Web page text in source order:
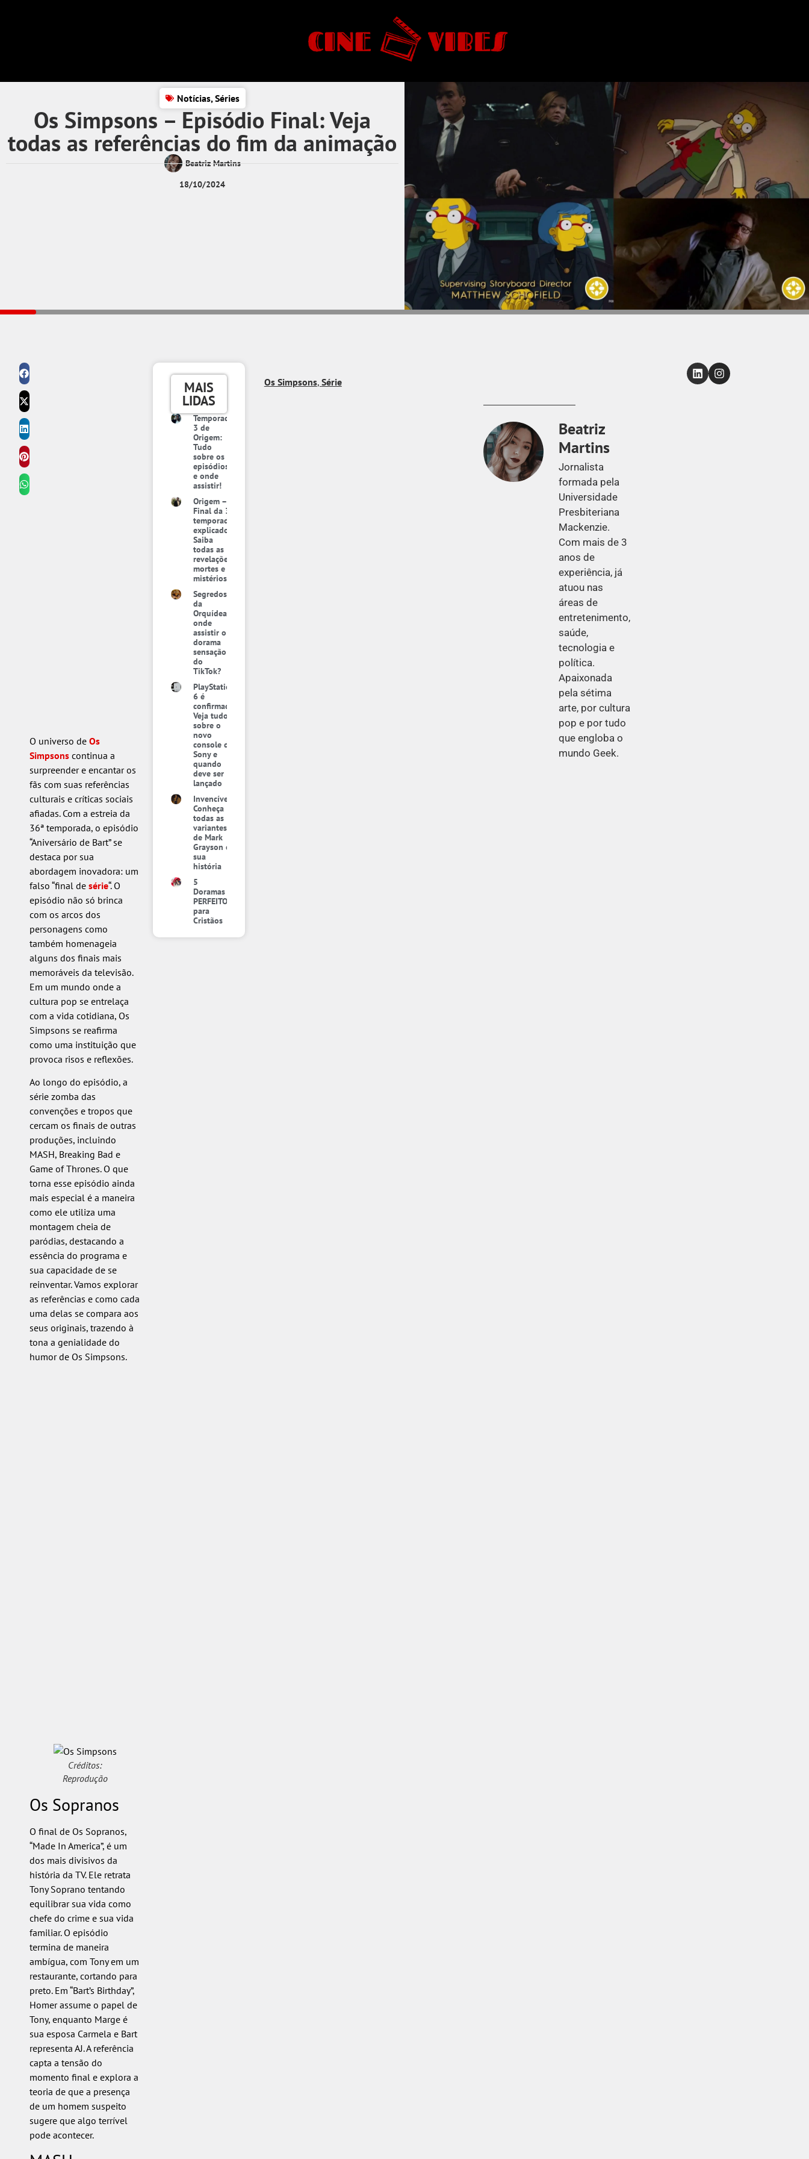
Notícias,Séries
Os Simpsons – Episódio Final: Veja
todas as referências do fim da animação
Beatriz Martins
18/10/2024
O universo de Os
Simpsonscontinua a
surpreender e encantar os
fãs com suas referências
culturais e críticas sociais
afiadas. Com a estreia da
36ª temporada, o episódio
“Aniversário de Bart” se
destaca por sua
abordagem inovadora: um
falso “final de série“. O
episódio não só brinca
com os arcos dos
personagens como
também homenageia
alguns dos finais mais
memoráveis da televisão.
Em um mundo onde a
cultura pop se entrelaça
com a vida cotidiana, Os
Simpsons se reafirma
como uma instituição que
provoca risos e reflexões.
Ao longo do episódio, a
série zomba das
convenções e tropos que
cercam os finais de outras
produções, incluindo
MASH, Breaking Bad e
Game of Thrones. O que
torna esse episódio ainda
mais especial é a maneira
como ele utiliza uma
montagem cheia de
paródias, destacando a
essência do programa e
sua capacidade de se
reinventar. Vamos explorar
as referências e como cada
uma delas se compara aos
seus originais, trazendo à
tona a genialidade do
humor de Os Simpsons.
Créditos:
Reprodução
Os Sopranos
O final de Os Sopranos,
“Made In America”, é um
dos mais divisivos da
história da TV. Ele retrata
Tony Soprano tentando
equilibrar sua vida como
chefe do crime e sua vida
familiar. O episódio
termina de maneira
ambígua, com Tony em um
restaurante, cortando para
preto. Em “Bart’s Birthday”,
Homer assume o papel de
Tony, enquanto Marge é
sua esposa Carmela e Bart
representa AJ. A referência
capta a tensão do
momento final e explora a
teoria de que a presença
de um homem suspeito
sugere que algo terrível
pode acontecer.
MAIS
LIDAS
Temporada
3 de
Origem:
Tudo
sobre os
episódios
e onde
assistir!
Origem –
Final da 3ª
temporada
explicado:
Saiba
todas as
revelações,
mortes e
mistérios
Segredos
da
Orquídea:
onde
assistir o
dorama
sensação
do
TikTok?
PlayStation
6 é
confirmado:
Veja tudo
sobre o
novo
console da
Sony e
quando
deve ser
lançado
Invencível:
Conheça
todas as
variantes
de Mark
Grayson e
sua
história
5
Doramas
PERFEITOS
para
Cristãos
Os Simpsons, Série
Beatriz
Martins
Jornalista
formada pela
Universidade
Presbiteriana
Mackenzie.
Com mais de 3
anos de
experiência, já
atuou nas
áreas de
entretenimento,
saúde,
tecnologia e
política.
Apaixonada
pela sétima
arte, por cultura
pop e por tudo
que engloba o
mundo Geek.